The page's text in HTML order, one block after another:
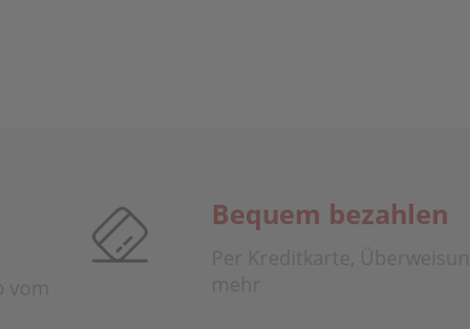
vom
Bequem bezahlen
Per Kreditkarte,
mehr